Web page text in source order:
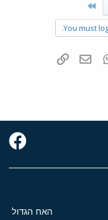
You must
WhatsAppדואר אלקטרוני
האח הגדול